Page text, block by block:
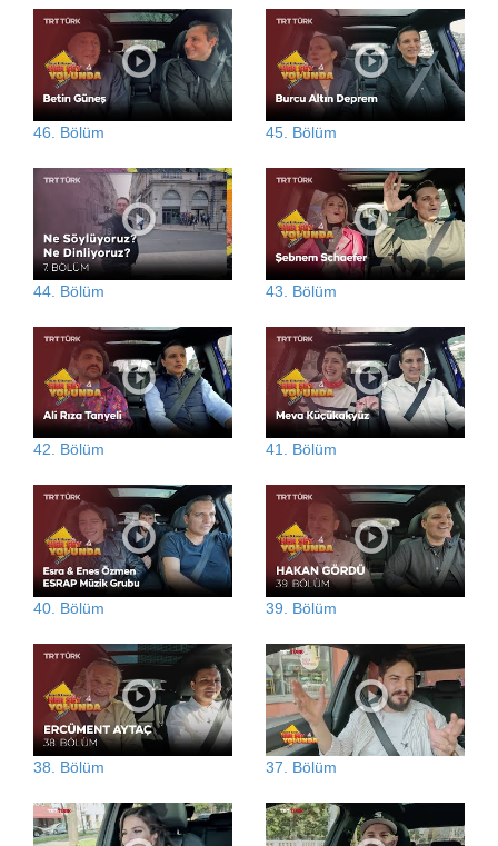
46. Bölüm 45. Bölüm
44. Bölüm 43. Bölüm
42. Bölüm 41. Bölüm
40. Bölüm 39. Bölüm
38. Bölüm 37. Bölüm